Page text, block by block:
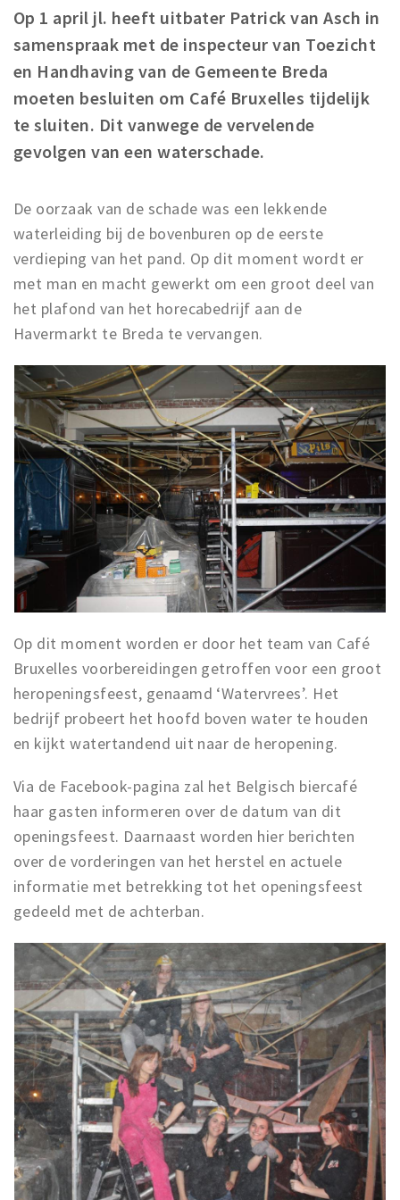
Inschrijven gemeente
Zorgverzekering
Huisarts en eerste hulp
Q&A
KORTING
Draai aan het rad!
VRIJE TIJD
Sport
Nieuws
Bezienswaardigheden
Musea, theaters & podia
Uitjes & activiteiten
Studentenroutes
Natuurgebieden
Party pics
Eten
Drinken
Slapen
Recreatief
Winkels
Winkelgebieden
Deals
Parkeren
Inloggen
Op 1 april jl. heeft uitbater Patrick van Asch in
samenspraak met de inspecteur van Toezicht
en Handhaving van de Gemeente Breda
moeten besluiten om Café Bruxelles tijdelijk
te sluiten. Dit vanwege de vervelende
gevolgen van een waterschade.
De oorzaak van de schade was een lekkende
waterleiding bij de bovenburen op de eerste
verdieping van het pand. Op dit moment wordt er
met man en macht gewerkt om een groot deel van
het plafond van het horecabedrijf aan de
Havermarkt te Breda te vervangen.
Op dit moment worden er door het team van Café
Bruxelles voorbereidingen getroffen voor een groot
heropeningsfeest, genaamd ‘Watervrees’. Het
bedrijf probeert het hoofd boven water te houden
en kijkt watertandend uit naar de heropening.
Via de Facebook-pagina zal het Belgisch biercafé
haar gasten informeren over de datum van dit
openingsfeest. Daarnaast worden hier berichten
over de vorderingen van het herstel en actuele
informatie met betrekking tot het openingsfeest
gedeeld met de achterban.